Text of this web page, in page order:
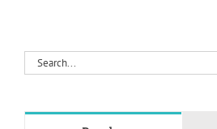
Search
for: